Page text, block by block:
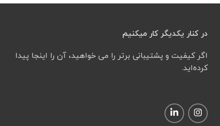
در کنار یکدیگر کار میکنیم
اگر کیفیت و پشتیبانی برتر را می خواهید، آن را اینجا پیدا
کرده‌اید.